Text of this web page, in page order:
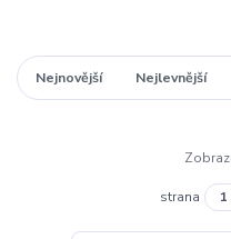
Nejnovější Nejlevnější
strana